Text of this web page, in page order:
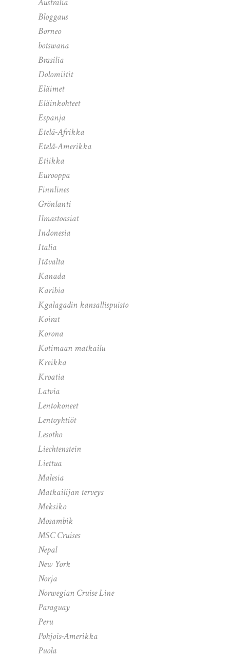
Bloggaus
Borneo
botswana
Brasilia
Dolomiitit
Eläimet
Eläinkohteet
Espanja
Etelä-Afrikka
Etelä-Amerikka
Etiikka
Eurooppa
Finnlines
Grönlanti
Ilmastoasiat
Indonesia
Italia
Itävalta
Kanada
Karibia
Kgalagadin kansallispuisto
Koirat
Korona
Kotimaan matkailu
Kreikka
Kroatia
Latvia
Lentokoneet
Lentoyhtiöt
Lesotho
Liechtenstein
Liettua
Malesia
Matkailijan terveys
Meksiko
Mosambik
MSC Cruises
Nepal
New York
Norja
Norwegian Cruise Line
Paraguay
Peru
Pohjois-Amerikka
Puola